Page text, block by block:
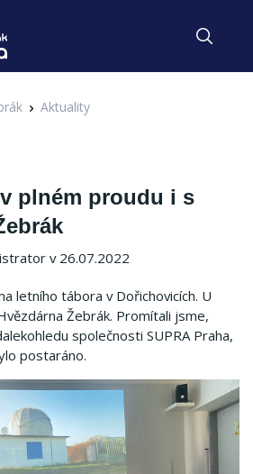
Aktuality
plném proudu i s
v 26.07.2022
letního tábora v Dořichovicích. U
Žebrák. Promítali jsme,
společnosti SUPRA Praha,
postaráno.